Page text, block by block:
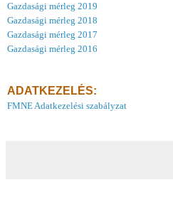
Gazdasági mérleg 2019
Gazdasági mérleg 2018
Gazdasági mérleg 2017
Gazdasági mérleg 2016
ADATKEZELÉS:
FMNE Adatkezelési szabályzat